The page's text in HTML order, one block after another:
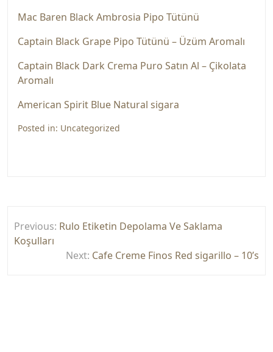
Mac Baren Black Ambrosia Pipo Tütünü
Captain Black Grape Pipo Tütünü – Üzüm Aromalı
Captain Black Dark Crema Puro Satın Al – Çikolata
Aromalı
American Spirit Blue Natural sigara
Posted in: Uncategorized
gezinmesi
Previous: Rulo Etiketin Depolama Ve Saklama
Koşulları
Next: Cafe Creme Finos Red sigarillo – 10’s